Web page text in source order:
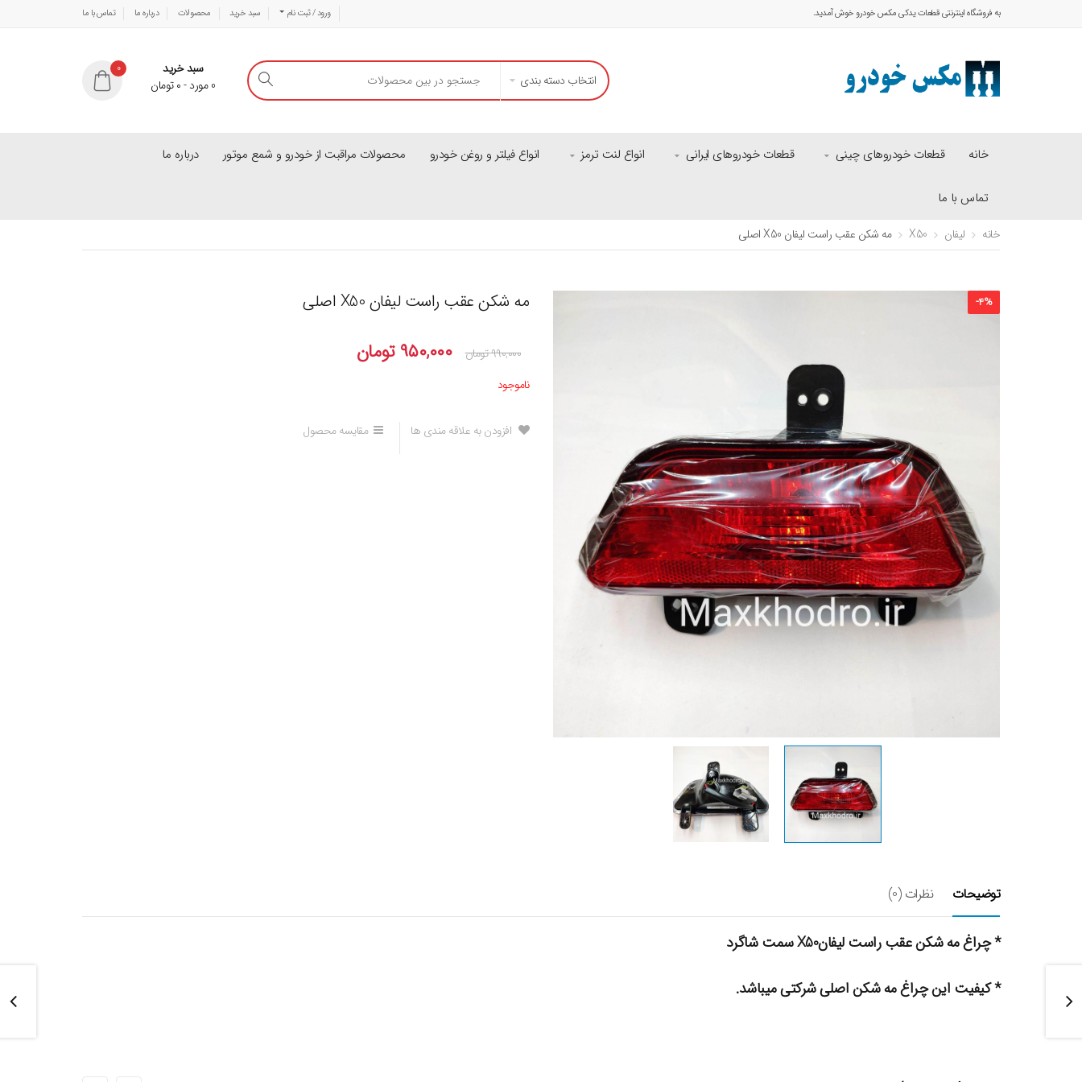
به فروشگاه اینترنتی قطعات یدکی مکس خودرو خوش آمدید. ورود / ثبت نام سبد خرید محصولات درباره ما تماس با ما
انتخاب دسته بندی
0
سبد خرید
0مورد-۰ تومان
خانه قطعات خودروهای چینی قطعات خودروهای ایرانی انواع لنت ترمز انواع فیلتر و روغن خودرو محصولات مراقبت از خودرو و شمع موتور درباره ما
تماس با ما
خانه لیفان X50 مه شکن عقب راست لیفان X50 اصلی
-4% مه شکن عقب راست لیفان X50 اصلی
۹۹۰,۰۰۰تومان ۹۵۰,۰۰۰ تومان
ناموجود
افزودن به علاقه مندی ها مقایسه محصول
توضیحات نظرات (0)
* چراغ مه شکن عقب راست لیفانX50 سمت شاگرد
* کیفیت این چراغ مه شکن اصلی شرکتی میباشد.